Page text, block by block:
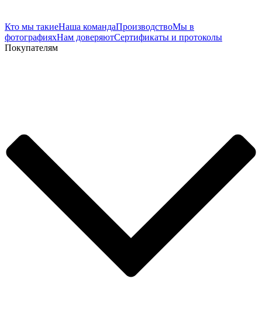
Кто мы такиеНаша командаПроизводствоМы в
фотографияхНам доверяютСертификаты и протоколы
Покупателям